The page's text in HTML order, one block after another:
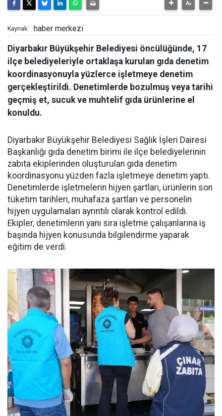
Kaynak: haber merkezi
Diyarbakır Büyükşehir Belediyesi öncülüğünde, 17
ilçe belediyeleriyle ortaklaşa kurulan gıda denetim
koordinasyonuyla yüzlerce işletmeye denetim
gerçekleştirildi. Denetimlerde bozulmuş veya tarihi
geçmiş et, sucuk ve muhtelif gıda ürünlerine el
konuldu.
Diyarbakır Büyükşehir Belediyesi Sağlık İşleri Dairesi
Başkanlığı gıda denetim birimi ile ilçe belediyelerinin
zabıta ekiplerinden oluşturulan gıda denetim
koordinasyonu yüzden fazla işletmeye denetim yaptı.
Denetimlerde işletmelerin hijyen şartları, ürünlerin son
tüketim tarihleri, muhafaza şartları ve personelin
hijyen uygulamaları ayrıntılı olarak kontrol edildi.
Ekipler, denetimlerin yanı sıra işletme çalışanlarına iş
başında hijyen konusunda bilgilendirme yaparak
eğitim de verdi.